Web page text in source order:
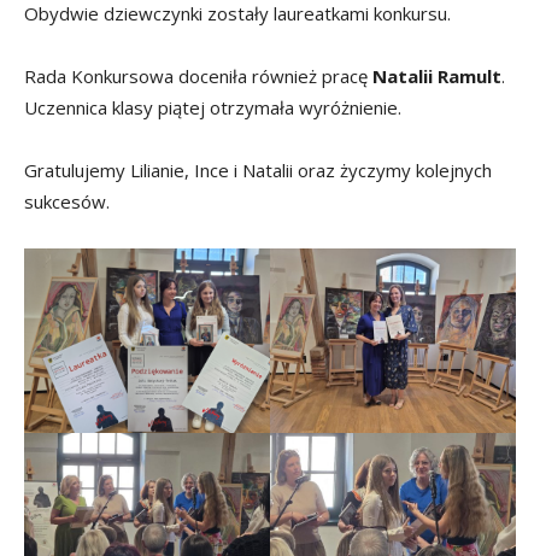
Obydwie dziewczynki zostały laureatkami konkursu.
Rada Konkursowa doceniła również pracę Natalii Ramult.
Uczennica klasy piątej otrzymała wyróżnienie.
Gratulujemy Lilianie, Ince i Natalii oraz życzymy kolejnych
sukcesów.